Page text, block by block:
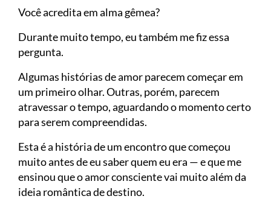
Você acredita em alma gêmea?
Durante muito tempo, eu também me fiz essa
pergunta.
Algumas histórias de amor parecem começar em
um primeiro olhar. Outras, porém, parecem
atravessar o tempo, aguardando o momento certo
para serem compreendidas.
Esta é a história de um encontro que começou
muito antes de eu saber quem eu era — e que me
ensinou que o amor consciente vai muito além da
ideia romântica de destino.